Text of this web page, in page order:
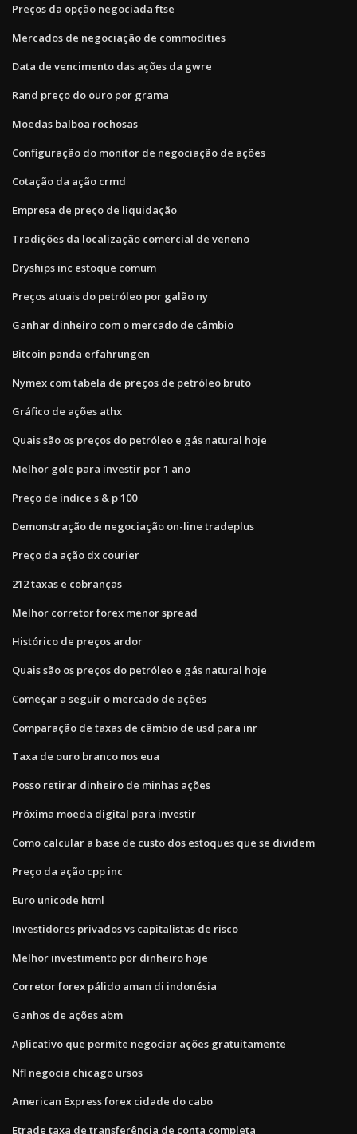
Preços da opção negociada ftse
Mercados de negociação de commodities
Data de vencimento das ações da gwre
Rand preço do ouro por grama
Moedas balboa rochosas
Configuração do monitor de negociação de ações
Cotação da ação crmd
Empresa de preço de liquidação
Tradições da localização comercial de veneno
Dryships inc estoque comum
Preços atuais do petróleo por galão ny
Ganhar dinheiro com o mercado de câmbio
Bitcoin panda erfahrungen
Nymex com tabela de preços de petróleo bruto
Gráfico de ações athx
Quais são os preços do petróleo e gás natural hoje
Melhor gole para investir por 1 ano
Preço de índice s & p 100
Demonstração de negociação on-line tradeplus
Preço da ação dx courier
212 taxas e cobranças
Melhor corretor forex menor spread
Histórico de preços ardor
Quais são os preços do petróleo e gás natural hoje
Começar a seguir o mercado de ações
Comparação de taxas de câmbio de usd para inr
Taxa de ouro branco nos eua
Posso retirar dinheiro de minhas ações
Próxima moeda digital para investir
Como calcular a base de custo dos estoques que se dividem
Preço da ação cpp inc
Euro unicode html
Investidores privados vs capitalistas de risco
Melhor investimento por dinheiro hoje
Corretor forex pálido aman di indonésia
Ganhos de ações abm
Aplicativo que permite negociar ações gratuitamente
Nfl negocia chicago ursos
American Express forex cidade do cabo
Etrade taxa de transferência de conta completa